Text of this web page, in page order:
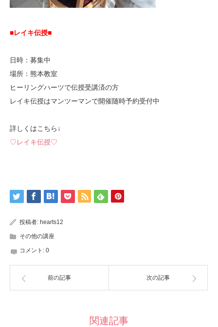
■レイキ伝授■
日時：募集中
場所：熊本教室
ヒーリングハーツで伝授受講済の方
レイキ伝授はマンツーマンで開催随時予約受付中
詳しくはこちら↓
♡レイキ伝授♡
投稿者: hearts12
その他の講座
コメント: 0
前の記事 次の記事
関連記事